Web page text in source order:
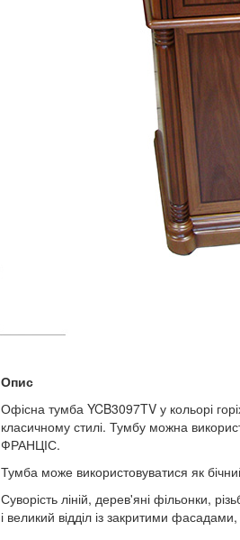
Опис
Офісна тумба YCB3097TV у кольорі
класичному стилі. Тумбу можна
ФРАНЦІС.
Тумба може використовуватися як
Суворість ліній, дерев'яні фільонки,
і великий відділ із закритими